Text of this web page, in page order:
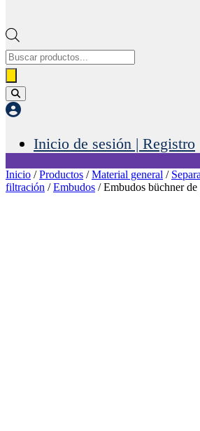
Búsqueda
de
productos
Inicio de sesión | Registro
Inicio /Productos /Material general /
filtración /Embudos / Embudos büchner